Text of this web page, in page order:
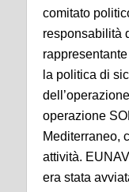
comitato
responsabilità
la politica di
operazione
Mediterraneo,
attività.
era stata